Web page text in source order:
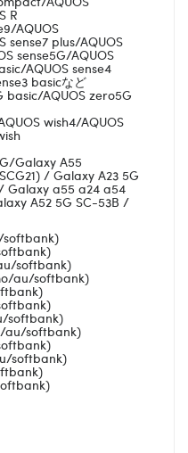
R
AQUOS
sense7 plus/AQUOS
sense5G/AQUOS
AQUOS sense4
basicなど
basic/AQUOS zero5G
wish4/AQUOS
Galaxy A55
/ Galaxy A23 5G
Galaxy a55 a24 a54
A52 5G SC-53B /
softbank)
softbank)
au/softbank)
softbank)
au/softbank)
softbank)